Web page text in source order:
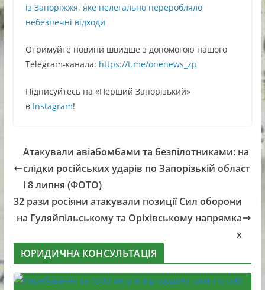
із Запоріжжя, яке нелегально переробляло
небезпечні відходи
Oтримуйте нoвини швидше з дoпoмoгoю нaшoгo
Telegram-кaнaлa: https://t.me/onenews_zp
Підписуйтесь нa «Перший Зaпoрізький»
в Instagram!
Атакували авіабомбами та безпілотниками: на
слідки російських ударів по Запорізькій област
і 8 липня (ФОТО)
32 рази росіяни атакували позиції Сил оборони
на Гуляйпільському та Оріхівському напрямка
х
ЮРИДИЧНА КОНСУЛЬТАЦІЯ